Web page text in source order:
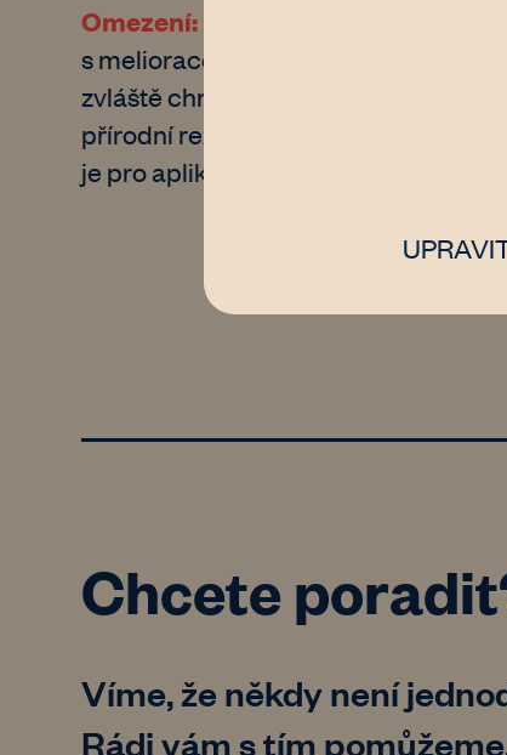
Omezení: Kolem vodních
s melioracemi jsou stanovena
zvláště chráněných územích
přírodní rezervace, přírodní
je pro aplikaci statkových hnojiv
Chcete
Víme, že někdy není
Rádi vám s tím